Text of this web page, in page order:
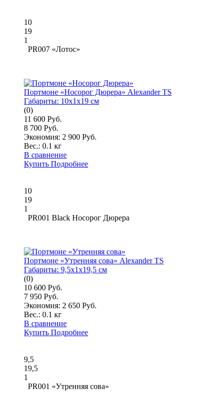
10
19
1
PR007 «Лотос»
Портмоне «Носорог Дюрера» Alexander TS
Габариты: 10x1x19 см
(0)
11 600 Руб.
8 700 Руб.
Экономия: 2 900 Руб.
Вес.: 0.1 кг
В сравнение
Купить Подробнее
10
19
1
PR001 Black Носорог Дюрера
Портмоне «Утренняя сова» Alexander TS
Габариты: 9,5x1x19,5 см
(0)
10 600 Руб.
7 950 Руб.
Экономия: 2 650 Руб.
Вес.: 0.1 кг
В сравнение
Купить Подробнее
9,5
19,5
1
PR001 «Утренняя сова»